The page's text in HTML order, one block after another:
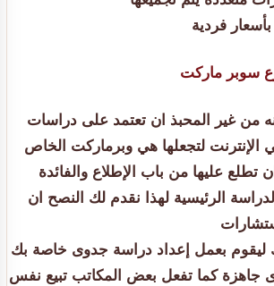
فردية
سوبر ماركت
من غير المحبذ ان تعتمد على دراسات
الإنترنت لتجعلها هي وبرماركت الخاص
تطلع عليها من باب الإطلاع والفائدة
الرئيسية لهذا نقدم لك النصح ان
ليقوم بعمل إعداد دراسة جدوى خاصة بك
كما تفعل بعض المكاتب تبيع نفس